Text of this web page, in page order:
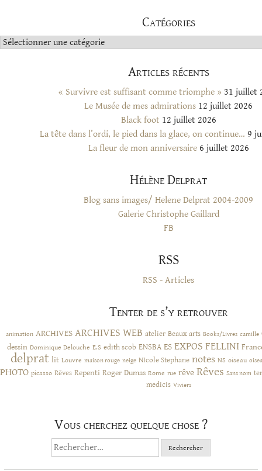
Catégories
Catégories
Articles récents
« Survivre est suffisant comme triomphe » 31 juillet
Le Musée de mes admirations 12 juillet 2026
Black foot 12 juillet 2026
La tête dans l’ordi, le pied dans la glace, on continue… 9
La fleur de mon anniversaire 6 juillet 2026
Hélène Delprat
Blog sans images/ Helene Delprat 2004-2009
Galerie Christophe Gaillard
FB
RSS
RSS - Articles
Tenter de s’y retrouver
animation ARCHIVES ARCHIVES WEB atelier Beaux arts Books/Livres camille
dessin Dominique Delouche E.S edith scob ENSBA ES EXPOS FELLINI
delprat lit Louvre maison rouge neige NIcole Stephane notes NS oiseau
PHOTO picasso Rêves Repenti Roger Dumas Rome rue rêve Rêves Sans nom
medicis Viviers
Vous cherchez quelque chose ?
Rechercher :